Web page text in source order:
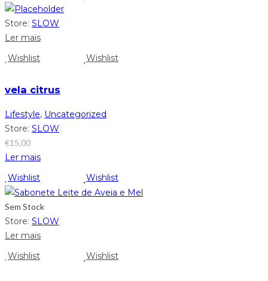
Store: SLOW
Ler mais
Wishlist
Wishlist
vela citrus
Lifestyle, Uncategorized
Store: SLOW
€15,00
Ler mais
Wishlist
Wishlist
Sem Stock
Store: SLOW
Ler mais
Wishlist
Wishlist